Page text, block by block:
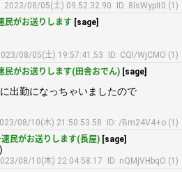
2023/08/05(土) 09:52:32.90
ID: 8lsWypit0 (1)
民がお送りします [sage]
08/05(土) 19:57:41.53
ID: CQl/WjCMO (1)
民がお送りします(田舎おでん) [sage]
出勤になっちゃいましたので
08/10(木) 21:50:53.58
ID: /Bm24V4+o (1)
民がお送りします(長屋) [sage]
08/10(木) 22:04:58.17
ID: nQMjVHbqO (1)